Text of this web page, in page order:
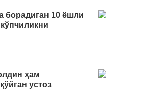
борадиган 10 ёшли
ҳам
устоз